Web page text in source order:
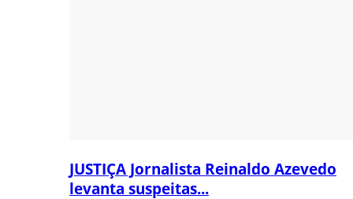
JUSTIÇA Jornalista Reinaldo Azevedo
levanta suspeitas...